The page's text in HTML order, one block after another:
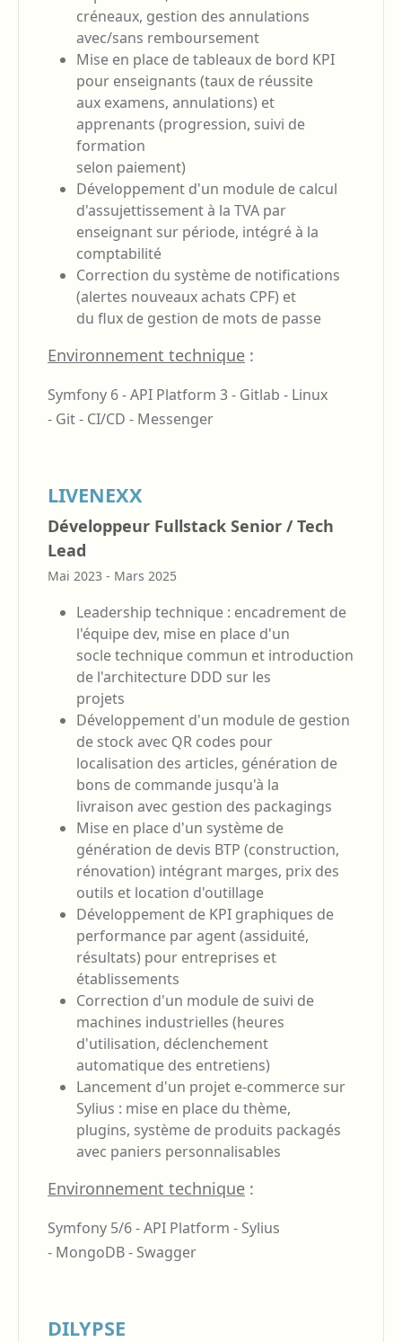
créneaux, gestion des annulations
avec/sans remboursement
Mise en place de tableaux de bord KPI
pour enseignants (taux de réussite
aux examens, annulations) et
apprenants (progression, suivi de
formation
selon paiement)
Développement d'un module de calcul
d'assujettissement à la TVA par
enseignant sur période, intégré à la
comptabilité
Correction du système de notifications
(alertes nouveaux achats CPF) et
du flux de gestion de mots de passe
Environnement technique :
Symfony 6 -API Platform 3 - Gitlab - Linux
- Git - CI/CD - Messenger
LIVENEXX
Développeur Fullstack Senior / Tech
Lead
Mai 2023 - Mars 2025
Leadership technique : encadrement de
l'équipe dev, mise en place d'un
socle technique commun et introduction
de l'architecture DDD sur les
projets
Développement d'un module de gestion
de stock avec QR codes pour
localisation des articles, génération de
bons de commande jusqu'à la
livraison avec gestion des packagings
Mise en place d'un système de
génération de devis BTP (construction,
rénovation) intégrant marges, prix des
outils et location d'outillage
Développement de KPI graphiques de
performance par agent (assiduité,
résultats) pour entreprises et
établissements
Correction d'un module de suivi de
machines industrielles (heures
d'utilisation, déclenchement
automatique des entretiens)
Lancement d'un projet e-commerce sur
Sylius : mise en place du thème,
plugins, système de produits packagés
avec paniers personnalisables
Environnement technique :
Symfony 5/6 -API Platform - Sylius
- MongoDB - Swagger
DILYPSE